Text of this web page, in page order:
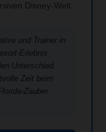
Disney-Welt.
und Trainer in
Erlebnis
Unterschied.
Zeit beim
Zauber